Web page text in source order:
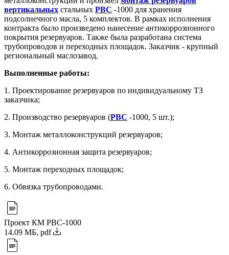
вертикальных стальных РВС -1000 для хранения
подсолнечного масла, 5 комплектов. В рамках исполнения
контракта было произведено нанесение антикоррозионного
покрытия резервуаров. Также была разработана система
трубопроводов и переходных площадок. Заказчик - крупный
региональный маслозавод.
Выполненные работы:
1. Проектирование резервуаров по индивидуальному ТЗ
заказчика;
2. Производство резервуаров (РВС -1000, 5 шт.);
3. Монтаж металлоконструкций резервуаров;
4. Антикоррозионная защита резервуаров;
5. Монтаж переходных площадок;
6. Обвязка трубопроводами.
Проект КМ РВС-1000
14.09 МБ, pdf